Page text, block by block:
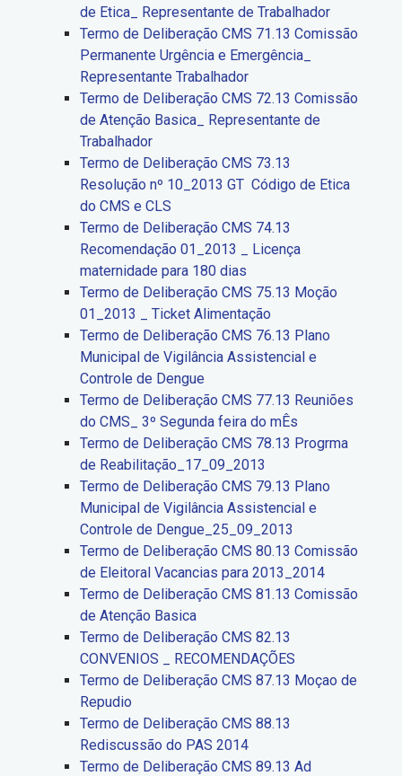
de Etica_ Representante de Trabalhador
Termo de Deliberação CMS 71.13 Comissão
Permanente Urgência e Emergência_
Representante Trabalhador
Termo de Deliberação CMS 72.13 Comissão
de Atenção Basica_ Representante de
Trabalhador
Termo de Deliberação CMS 73.13
Resolução nº 10_2013 GT Código de Etica
do CMS e CLS
Termo de Deliberação CMS 74.13
Recomendação 01_2013 _ Licença
maternidade para 180 dias
Termo de Deliberação CMS 75.13 Moção
01_2013 _ Ticket Alimentação
Termo de Deliberação CMS 76.13 Plano
Municipal de Vigilância Assistencial e
Controle de Dengue
Termo de Deliberação CMS 77.13 Reuniões
do CMS_ 3º Segunda feira do mÊs
Termo de Deliberação CMS 78.13 Progrma
de Reabilitação_17_09_2013
Termo de Deliberação CMS 79.13 Plano
Municipal de Vigilância Assistencial e
Controle de Dengue_25_09_2013
Termo de Deliberação CMS 80.13 Comissão
de Eleitoral Vacancias para 2013_2014
Termo de Deliberação CMS 81.13 Comissão
de Atenção Basica
Termo de Deliberação CMS 82.13
CONVENIOS _ RECOMENDAÇÕES
Termo de Deliberação CMS 87.13 Moçao de
Repudio
Termo de Deliberação CMS 88.13
Rediscussão do PAS 2014
Termo de Deliberação CMS 89.13 Ad